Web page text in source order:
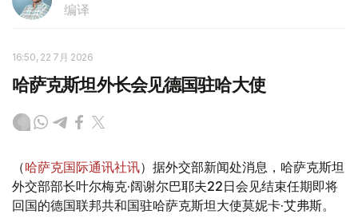
编译
16:50, 22 7月 2026
哈萨克斯坦外长会见德国驻哈大使
（哈萨克国际通讯社讯）据外交部新闻处消息，哈萨克斯坦
外交部部长叶尔梅克·阔谢尔巴耶夫22日会见结束任期即将
回国的德国联邦共和国驻哈萨克斯坦大使莫妮卡·艾弗斯。